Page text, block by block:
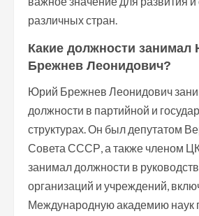
различных стран.
Какие должности
Брежнев Леонидович?
Юрий Брежнев Леонидович
должности в партийной и
структурах. Он был депутатом
Совета СССР, а также членом
занимал должности в
организаций и учреждений,
Международную академию наук